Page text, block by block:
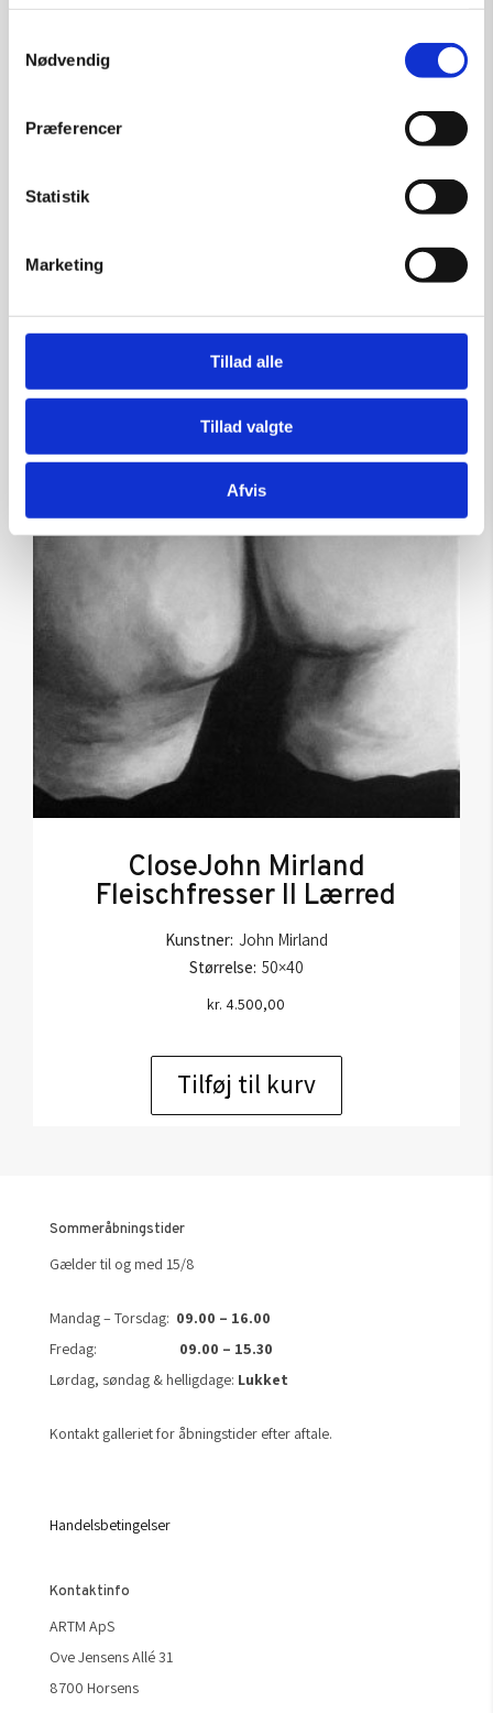
Nødvendig
Præferencer
Statistik
Marketing
Tillad alle
Tillad valgte
Afvis
Tilføj til kurv
CloseJohn Mirland
Fleischfresser II Lærred
Kunstner: John Mirland
Størrelse: 50×40
kr. 4.500,00
Tilføj til kurv
Sommeråbningstider
Gælder til og med 15/8
Mandag – Torsdag: 09.00 – 16.00
Fredag: 09.00 – 15.30
Lørdag, søndag & helligdage: Lukket
Kontakt galleriet for åbningstider efter aftale.
Handelsbetingelser
Kontaktinfo
ARTM ApS
Ove Jensens Allé 31
8700 Horsens